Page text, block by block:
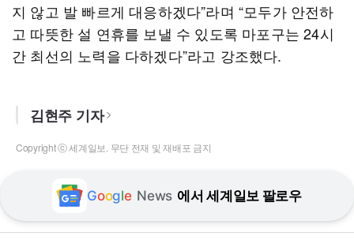
지 않고 발 빠르게 대응하겠다”라며 “모두가 안전하
고 따뜻한 설 연휴를 보낼 수 있도록 마포구는 24시
간 최선의 노력을 다하겠다”라고 강조했다.
김현주 기자
Copyright ⓒ 세계일보. 무단 전재 및 재배포 금지
Google News 에서 세계일보 팔로우